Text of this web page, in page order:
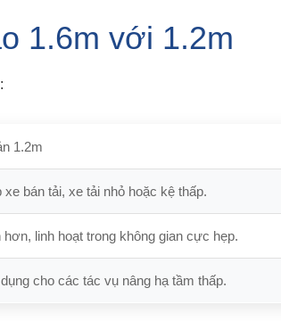
1.6m với 1.2m
1.2m
xe bán tải, xe tải nhỏ hoặc kệ thấp.
hơn, linh hoạt trong không gian cực hẹp.
cho các tác vụ nâng hạ tầm thấp.